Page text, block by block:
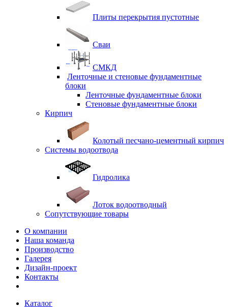
Плиты перекрытия пустотные
Сваи
СМКД
Ленточные и стеновые фундаментные
блоки
Ленточные фундаментные блоки
Стеновые фундаментные блоки
Кирпич
Колотый песчано-цементный кирпич
Системы водоотвода
Гидролика
Лоток водоотводный
Сопутствующие товары
О компании
Наша команда
Производство
Галерея
Дизайн-проект
Контакты
Каталог